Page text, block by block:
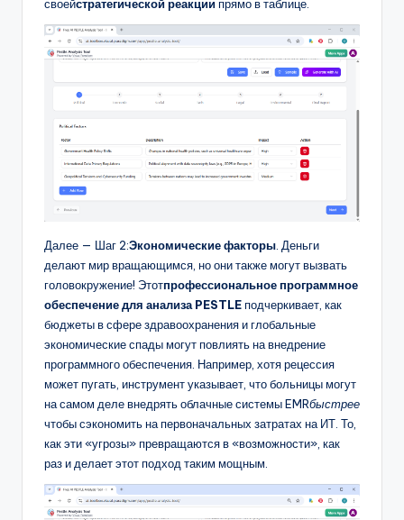
своейстратегической реакциипрямо в таблице.
Далее — Шаг 2:Экономические факторы . Деньги
делают мир вращающимся, но они также могут вызвать
головокружение! Этотпрофессиональное программное
обеспечение для анализа PESTLEподчеркивает, как
бюджеты в сфере здравоохранения и глобальные
экономические спады могут повлиять на внедрение
программного обеспечения. Например, хотя рецессия
может пугать, инструмент указывает, что больницы могут
на самом деле внедрять облачные системы EMRбыстрее
чтобы сэкономить на первоначальных затратах на ИТ. То,
как эти «угрозы» превращаются в «возможности», как
раз и делает этот подход таким мощным.